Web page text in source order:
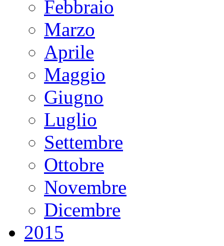
Febbraio
Marzo
Aprile
Maggio
Giugno
Luglio
Settembre
Ottobre
Novembre
Dicembre
2015